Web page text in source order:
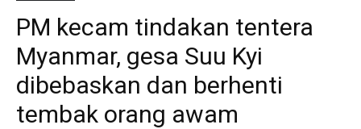
PM kecam tindakan tentera
Myanmar, gesa Suu Kyi
dibebaskan dan berhenti
tembak orang awam